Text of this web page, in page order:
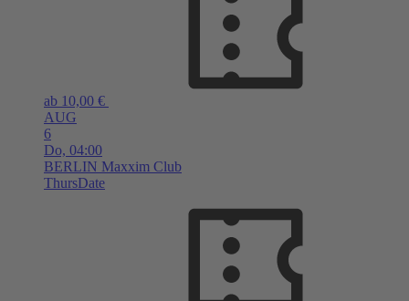
ab 10,00 €
AUG
6
Do, 04:00
BERLIN Maxxim Club
ThursDate